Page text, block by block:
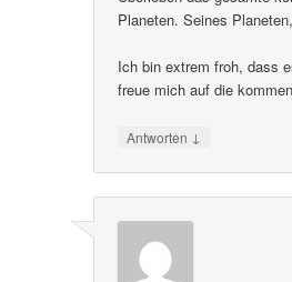
Planeten. Seines
Ich bin extrem froh, dass
freue mich auf die
Antworten ↓